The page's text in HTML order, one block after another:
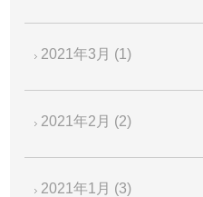
2021年3月 (1)
2021年2月 (2)
2021年1月 (3)